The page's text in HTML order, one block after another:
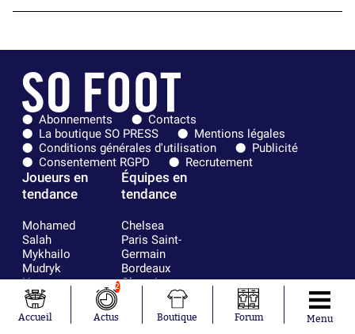
Abonnements
Contacts
La boutique SO PRESS
Mentions légales
Conditions générales d'utilisation
Publicité
Consentement RGPD
Recrutement
Joueurs en
tendance
Mohamed
Salah
Mykhailo
Mudryk
Neymar
Khalis Merah
Loïs Openda
Moussa
Équipes en
tendance
Chelsea
Paris Saint-
Germain
Bordeaux
Olympique
Real Madrid
Accueil
2
Actus Boutique Forum Menu